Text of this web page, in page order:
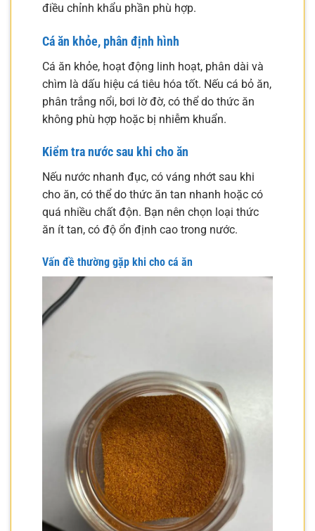
điều chỉnh khẩu phần phù hợp.
Cá ăn khỏe, phân định hình
Cá ăn khỏe, hoạt động linh hoạt, phân dài và
chìm là dấu hiệu cá tiêu hóa tốt. Nếu cá bỏ ăn,
phân trắng nổi, bơi lờ đờ, có thể do thức ăn
không phù hợp hoặc bị nhiễm khuẩn.
Kiểm tra nước sau khi cho ăn
Nếu nước nhanh đục, có váng nhớt sau khi
cho ăn, có thể do thức ăn tan nhanh hoặc có
quá nhiều chất độn. Bạn nên chọn loại thức
ăn ít tan, có độ ổn định cao trong nước.
Vấn đề thường gặp khi cho cá ăn